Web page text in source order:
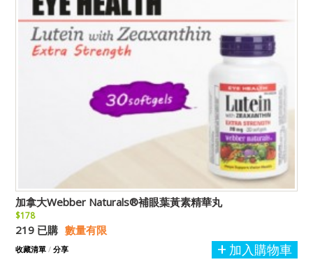
加拿大Webber Naturals®補眼葉黃素精華丸
$178
219 已購 數量有限
加入購物車
收藏清單 / 分享